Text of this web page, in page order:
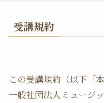
受講規約
この受講規約（以下「
一般社団法人ミュージ